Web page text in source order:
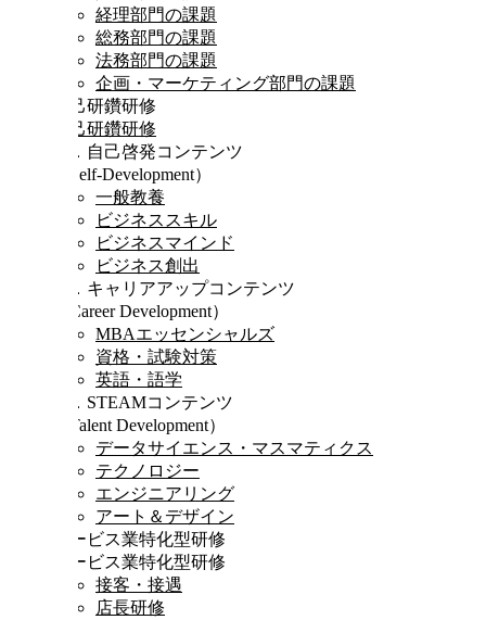
経理部門の課題
総務部門の課題
法務部門の課題
企画・マーケティング部門の課題
自己研鑽研修
自己研鑽研修
Ⅰ．自己啓発コンテンツ
（Self-Development）
一般教養
ビジネススキル
ビジネスマインド
ビジネス創出
Ⅱ．キャリアアップコンテンツ
（Career Development）
MBAエッセンシャルズ
資格・試験対策
英語・語学
Ⅲ．STEAMコンテンツ
（Talent Development）
データサイエンス・マスマティクス
テクノロジー
エンジニアリング
アート＆デザイン
サービス業特化型研修
サービス業特化型研修
接客・接遇
店長研修